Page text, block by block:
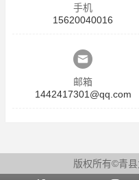
手机
15620040016
邮箱
1442417301@qq.com
版权所有©青